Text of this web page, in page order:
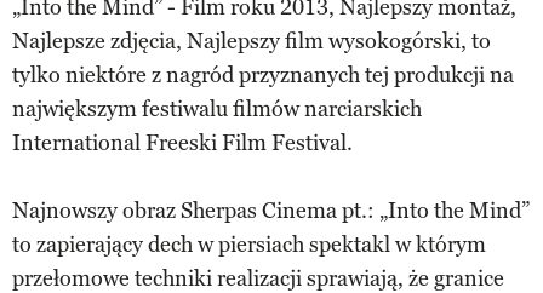
„Into the Mind” - Film roku 2013, Najlepszy montaż,
Najlepsze zdjęcia, Najlepszy film wysokogórski, to
tylko niektóre z nagród przyznanych tej produkcji na
największym festiwalu filmów narciarskich
International Freeski Film Festival.
Najnowszy obraz Sherpas Cinema pt.: „Into the Mind”
to zapierający dech w piersiach spektakl w którym
przełomowe techniki realizacji sprawiają, że granice